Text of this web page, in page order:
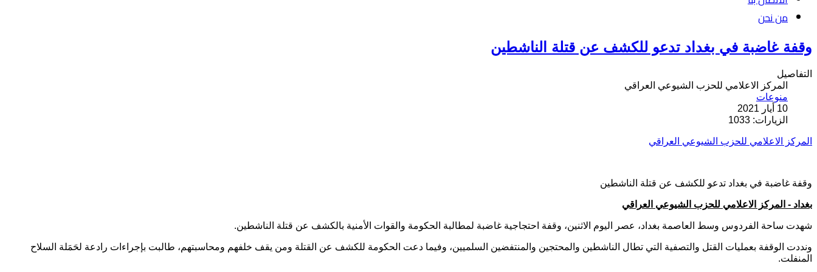
من نحن
وقفة غاضبة في بغداد تدعو للكشف عن قتلة الناشطين
التفاصيل
المركز الاعلامي للحزب الشيوعي العراقي
منوعات
10 أيار 2021
الزيارات: 1033
المركز الاعلامي للحزب الشيوعي العراقي
وقفة غاضبة في بغداد تدعو للكشف عن قتلة الناشطين
بغداد - المركز الاعلامي للحزب الشيوعي العراقي
شهدت ساحة الفردوس وسط العاصمة بغداد، عصر اليوم الاثنين، وقفة احتجاجية غاضبة لمطالبة الحكومة والقوات الأمنية بالكشف عن قتلة الناشطين.
ونددت الوقفة بعمليات القتل والتصفية التي تطال الناشطين والمحتجين والمنتفضين السلميين، وفيما دعت الحكومة للكشف عن القتلة ومن يقف خلفهم ومحاسبتهم، طالبت بإجراءات رادعة لحَمَلة السلاح
المنفلت.